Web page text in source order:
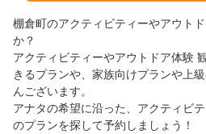
棚倉町のアクティビティーやアウト
か？
アクティビティーやアウトドア体験
きるプランや、家族向けプランや上
んございます。
アナタの希望に沿った、アクティビ
のプランを探して予約しましょう！